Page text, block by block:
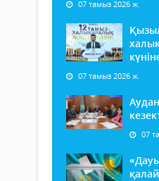
07 тамыз 2026 ж.
07 тамыз 2026 ж.
07